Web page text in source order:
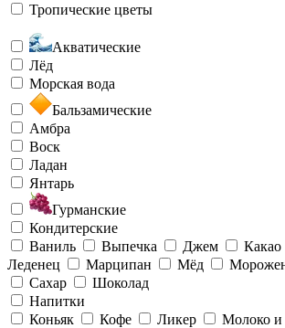
Тропические цветы
Акватические
Лёд
Морская вода
Бальзамические
Амбра
Воск
Ладан
Янтарь
Гурманские
Кондитерские
Ваниль
Выпечка Джем Какао
Леденец
Марципан Мёд
Сахар
Шоколад
Напитки
Коньяк
Кофе Ликер
Молоко и